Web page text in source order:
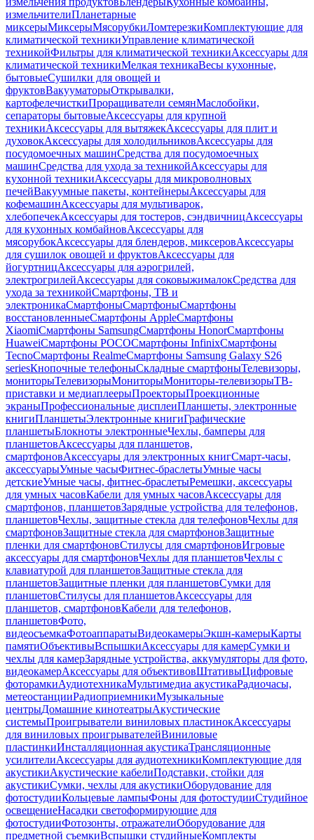
измельчителиПланетарные
миксерыМиксерыМясорубкиЛомтерезкиКомплектующие для
климатической техникиУправление климатической
техникойФильтры для климатической техникиАксессуары для
климатической техникиМелкая техникаВесы кухонные,
бытовыеСушилки для овощей и
фруктовВакууматорыОткрывалки,
картофелечисткиПроращиватели семянМаслобойки,
сепараторы бытовыеАксессуары для крупной
техникиАксессуары для вытяжекАксессуары для плит и
духовокАксессуары для холодильниковАксессуары для
посудомоечных машинСредства для посудомоечных
машинСредства для ухода за техникойАксессуары для
кухонной техникиАксессуары для микроволновых
печейВакуумные пакеты, контейнерыАксессуары для
кофемашинАксессуары для мультиварок,
хлебопечекАксессуары для тостеров, сэндвичницАксессуары
для кухонных комбайновАксессуары для
мясорубокАксессуары для блендеров, миксеровАксессуары
для сушилок овощей и фруктовАксессуары для
йогуртницАксессуары для аэрогрилей,
электрогрилейАксессуары для соковыжималокСредства для
ухода за техникойСмартфоны, ТВ и
электроникаСмартфоныСмартфоныСмартфоны
восстановленныеСмартфоны AppleСмартфоны
XiaomiСмартфоны SamsungСмартфоны HonorСмартфоны
HuaweiСмартфоны POCOСмартфоны InfinixСмартфоны
TecnoСмартфоны RealmeСмартфоны Samsung Galaxy S26
seriesКнопочные телефоныСкладные смартфоныТелевизоры,
мониторыТелевизорыМониторыМониторы-телевизорыТВ-
приставки и медиаплеерыПроекторыПроекционные
экраныПрофессиональные дисплеиПланшеты, электронные
книгиПланшетыЭлектронные книгиГрафические
планшетыБлокноты электронныеЧехлы, бамперы для
планшетовАксессуары для планшетов,
смартфоновАксессуары для электронных книгСмарт-часы,
аксессуарыУмные часыФитнес-браслетыУмные часы
детскиеУмные часы, фитнес-браслетыРемешки, аксессуары
для умных часовКабели для умных часовАксессуары для
смартфонов, планшетовЗарядные устройства для телефонов,
планшетовЧехлы, защитные стекла для телефоновЧехлы для
смартфоновЗащитные стекла для смартфоновЗащитные
пленки для смартфоновСтилусы для смартфоновИгровые
аксессуары для смартфоновЧехлы для планшетовЧехлы с
клавиатурой для планшетовЗащитные стекла для
планшетовЗащитные пленки для планшетовСумки для
планшетовСтилусы для планшетовАксессуары для
планшетов, смартфоновКабели для телефонов,
планшетовФото,
видеосъемкаФотоаппаратыВидеокамерыЭкшн-камерыКарты
памятиОбъективыВспышкиАксессуары для камерСумки и
чехлы для камерЗарядные устройства, аккумуляторы для фото,
видеокамерАксессуары для объективовШтативыЦифровые
фоторамкиАудиотехникаМультимедиа акустикаРадиочасы,
метеостанцииРадиоприемникиМузыкальные
центрыДомашние кинотеатрыАкустические
системыПроигрыватели виниловых пластинокАксессуары
для виниловых проигрывателейВиниловые
пластинкиИнсталляционная акустикаТрансляционные
усилителиАксессуары для аудиотехникиКомплектующие для
акустикиАкустические кабелиПодставки, стойки для
акустикиСумки, чехлы для акустикиОборудование для
фотостудииКольцевые лампыФоны для фотостудииСтудийное
освещениеНасадки светоформирующие для
фотостудииФотозонты, отражателиОборудование для
предметной съемкиВспышки студийныеКомплекты